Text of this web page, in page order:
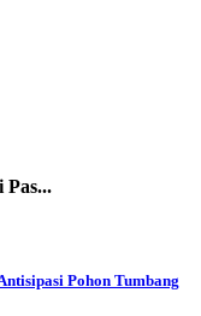
Pas...
Pohon Tumbang